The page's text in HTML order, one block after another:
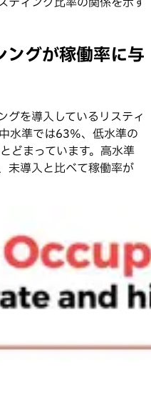
ングが稼働率に与
グを導入しているリスティ
水準では63%、低水準の
どまっています。高水準
未導入と比べて稼働率が